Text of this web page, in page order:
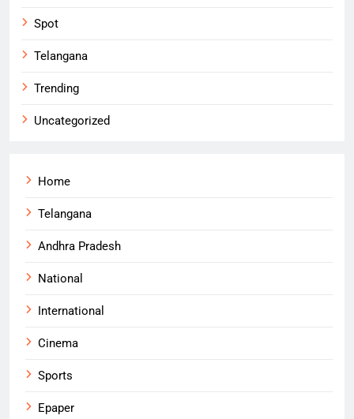
Spot
Telangana
Trending
Uncategorized
Home
Telangana
Andhra Pradesh
National
International
Cinema
Sports
Epaper